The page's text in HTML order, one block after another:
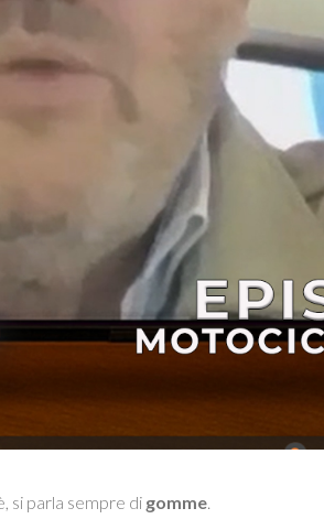
si parla sempre di gomme.